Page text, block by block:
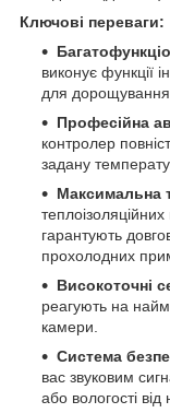
Ключові переваги:
виконує функції
для
Професійна
контролер
задану
Максимальна
гарантують
прохолодних
Високоточні
реагують на
камери.
Система
вас звуковим
або вологості від